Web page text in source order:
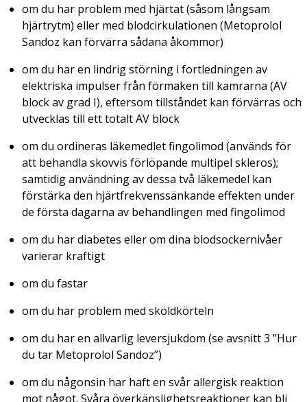
om du har problem med hjärtat (såsom långsam
hjärtrytm) eller med blodcirkulationen (Metoprolol
Sandoz kan förvärra sådana åkommor)
om du har en lindrig störning i fortledningen av
elektriska impulser från förmaken till kamrarna (AV
block av grad I), eftersom tillståndet kan förvärras och
utvecklas till ett totalt AV block
om du ordineras läkemedlet fingolimod (används för
att behandla skovvis förlöpande multipel skleros);
samtidig användning av dessa två läkemedel kan
förstärka den hjärtfrekvenssänkande effekten under
de första dagarna av behandlingen med fingolimod
om du har diabetes eller om dina blodsockernivåer
varierar kraftigt
om du fastar
om du har problem med sköldkörteln
om du har en allvarlig leversjukdom (se avsnitt 3 ”Hur
du tar Metoprolol Sandoz”)
om du någonsin har haft en svår allergisk reaktion
mot något. Svåra överkänslighetsreaktioner kan bli